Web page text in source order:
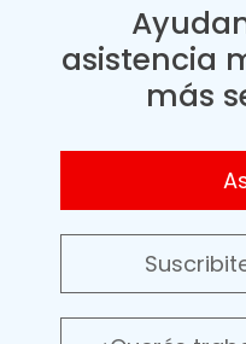
asistencia
más